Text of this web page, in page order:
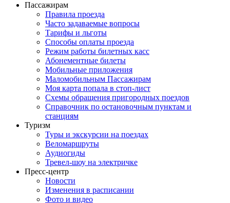
Пассажирам
Правила проезда
Часто задаваемые вопросы
Тарифы и льготы
Способы оплаты проезда
Режим работы билетных касс
Абонементные билеты
Мобильные приложения
Маломобильным Пассажирам
Моя карта попала в стоп-лист
Cхемы обращения пригородных поездов
Справочник по остановочным пунктам и
станциям
Туризм
Туры и экскурсии на поездах
Веломаршруты
Аудиогиды
Тревел-шоу на электричке
Пресс-центр
Новости
Изменения в расписании
Фото и видео